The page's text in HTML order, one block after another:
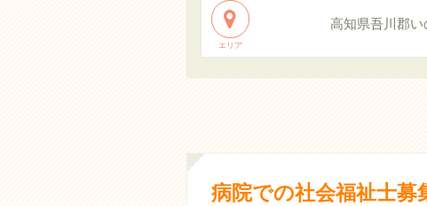
エリア
高知県吾川郡い
病院での社会福祉士募